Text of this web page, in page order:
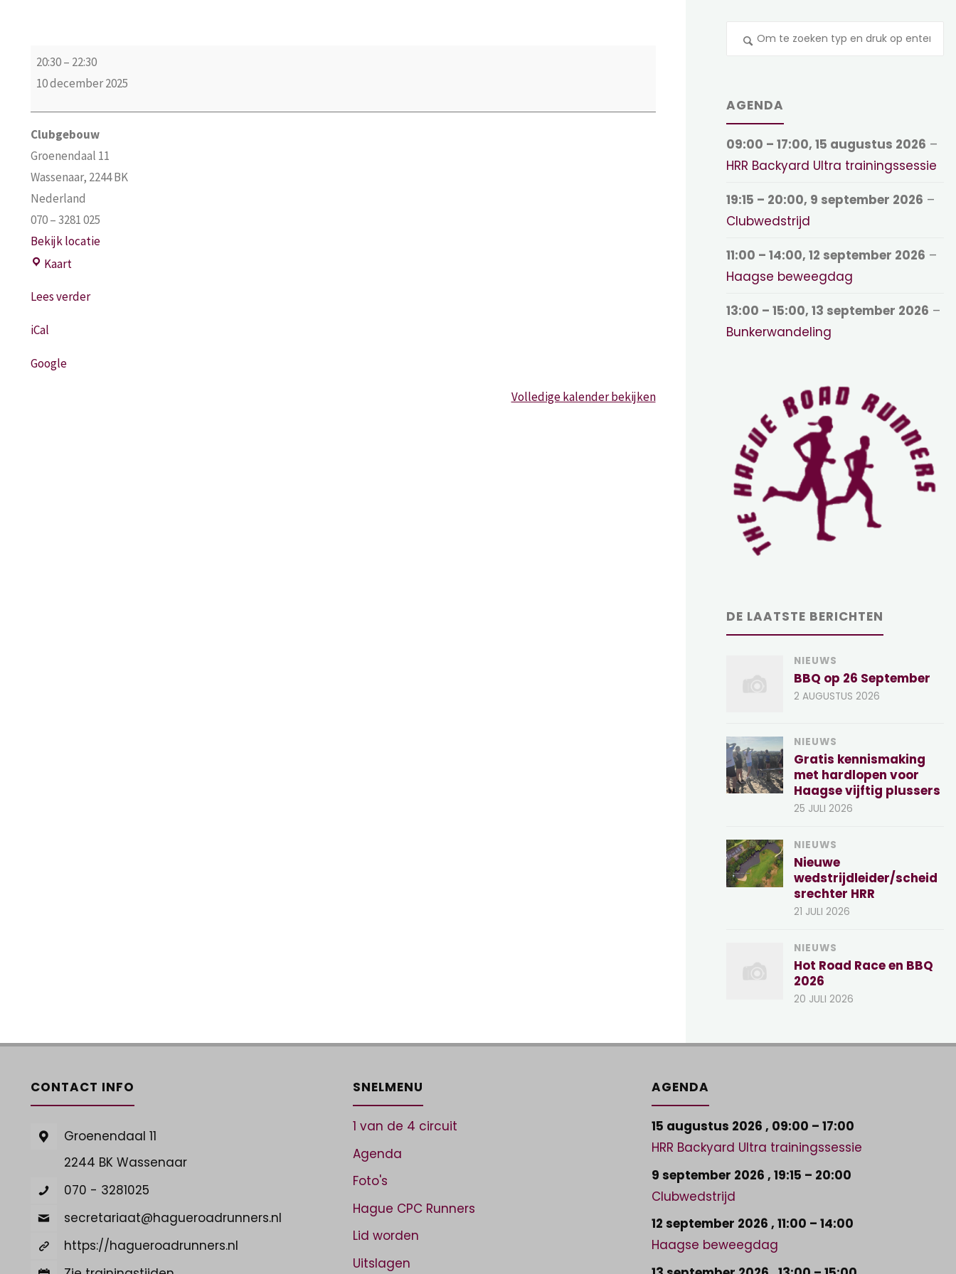
Kerst
Pubquiz
20:30 – 22:30
10 december 2025
Clubgebouw
Groenendaal 11
Wassenaar, 2244 BK
Nederland
070 – 3281 025
Bekijk locatie
KaartClubgebouw
Lees verder
iCal
Google
Volledige kalender bekijken
AGENDA
09:00 – 17:00,15 augustus 2026 –
HRR Backyard Ultra trainingssessie
19:15 – 20:00, 9 september 2026 –
Clubwedstrijd
11:00 – 14:00,12 september 2026 –
Haagse beweegdag
13:00 – 15:00,13 september 2026 –
Bunkerwandeling
DE LAATSTE BERICHTEN
NIEUWS
BBQ op 26 September
2 AUGUSTUS 2026
NIEUWS
Gratis kennismaking
met hardlopen voor
Haagse vijftig plussers
25 JULI 2026
NIEUWS
Nieuwe
wedstrijdleider/scheid
srechter HRR
21 JULI 2026
NIEUWS
Hot Road Race en BBQ
2026
20 JULI 2026
CONTACT INFO
Groenendaal 11
2244 BK Wassenaar
070 - 3281025
secretariaat@hagueroadrunners.nl
https://hagueroadrunners.nl
SNELMENU
1 van de 4 circuit
Agenda
Foto's
Hague CPC Runners
Lid worden
Uitslagen
AGENDA
15 augustus 2026 , 09:00 – 17:00
HRR Backyard Ultra trainingssessie
9 september 2026 , 19:15 – 20:00
Clubwedstrijd
12 september 2026 , 11:00 – 14:00
Haagse beweegdag